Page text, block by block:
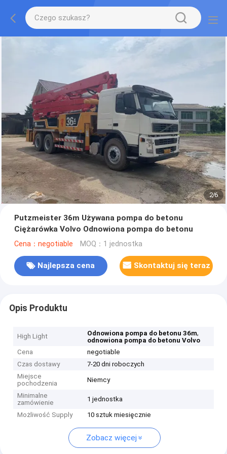
2/6
Putzmeister 36m Używana pompa do betonu
Ciężarówka Volvo Odnowiona pompa do betonu
Cena：negotiable MOQ：1 jednostka
Najlepsza cena Skontaktuj się teraz
Opis Produktu
High Light Odnowiona pompa do betonu 36m,
odnowiona pompa do betonu Volvo
Cena
negotiable
Czas dostawy
7-20 dni roboczych
Miejsce
pochodzenia
Niemcy
Minimalne
zamówienie
1 jednostka
Możliwość Supply 10 sztuk miesięcznie
Zobacz więcej